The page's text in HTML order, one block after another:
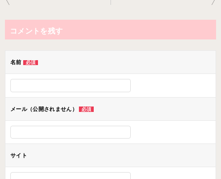
稿
ナ
ビ
ョ
ン
コメントを残す
名前 必須
メール（公開されません） 必須
サイト